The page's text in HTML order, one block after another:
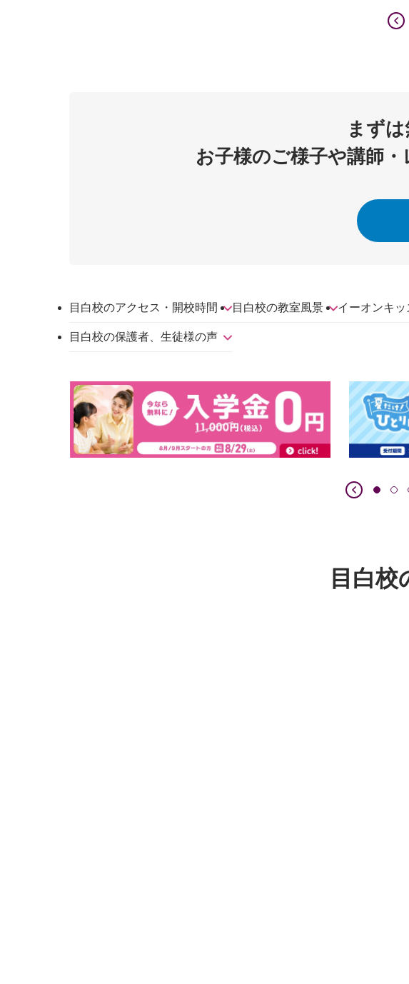
まず
お子様のご様子や講師
目白校のアクセス・開校時間 目白校の教室風景 イーオンキッ
目白校の保護者、生徒様の声
目白校